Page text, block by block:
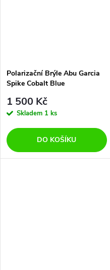
Polarizační Brýle Abu Garcia
Spike Cobalt Blue
1 500 Kč
Skladem 1 ks
DO KOŠÍKU